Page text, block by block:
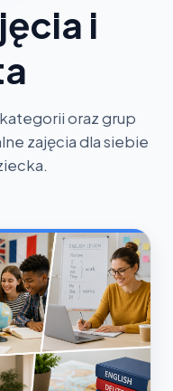
i
oraz grup
zajęcia dla siebie